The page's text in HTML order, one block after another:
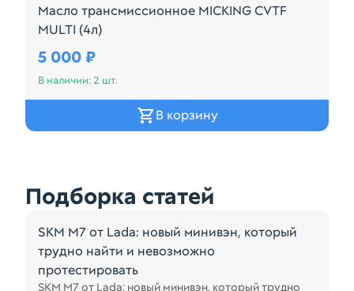
Масло трансмиссионное MICKING CVTF
MULTI (4л)
Назначение : Жидкость для вариатора База :
5 000 ₽
В наличии: 2 шт.
В корзину
Подборка статей
SKM M7 от Lada: новый минивэн, который
трудно найти и невозможно
протестировать
SKM M7 от Lada: новый минивэн, который трудно